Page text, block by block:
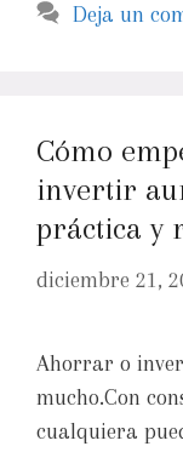
Deja un
Cómo
invertir
práctica y
diciembre 21,
Ahorrar o
mucho.Con
cualquiera